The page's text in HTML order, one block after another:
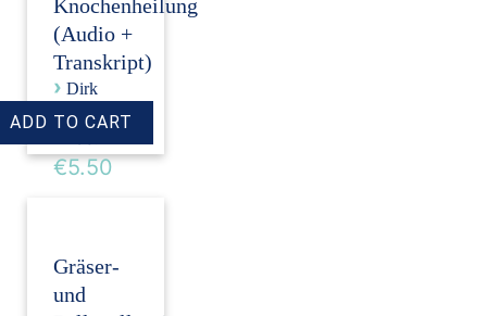
Knochenheilung
(Audio +
Transkript)
› Dirk
Revenstorf
€5.50
Gräser-
und